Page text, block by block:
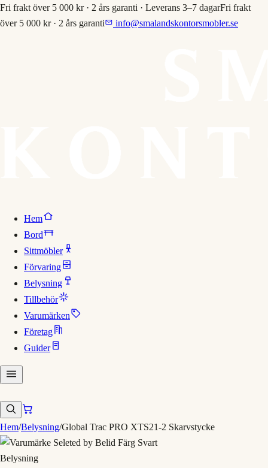
Fri frakt över 5 000 kr · 2 års garanti · Leverans 3–7 dagarFri frakt
över 5 000 kr · 2 års garanti
info@smalandskontorsmobler.se
Hem
Bord
Sittmöbler
Förvaring
Belysning
Tillbehör
Varumärken
Företag
Guider
Hem/Belysning/Global Trac PRO XTS21-2 Skarvstycke
Belysning